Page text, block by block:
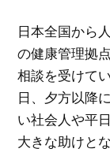
日本全国から
の健康管理拠
相談を受けて
日、夕方以降
い社会人や平
大きな助けと